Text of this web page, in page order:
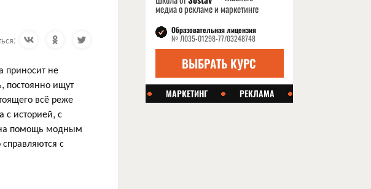
приносит не
постоянно ищут
всё реже
с историей, с
помощь модным
с